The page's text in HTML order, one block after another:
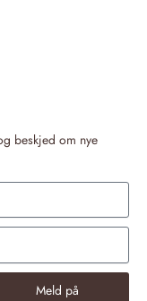
beskjed om nye
Meld på